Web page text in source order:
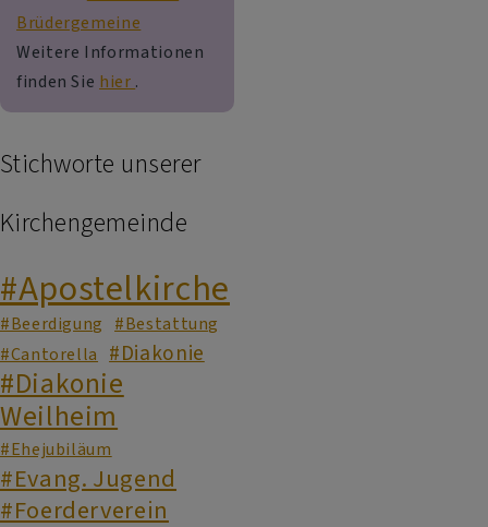
Brüdergemeine
Weitere Informationen
finden Sie hier .
Stichworte unserer
Kirchengemeinde
#Apostelkirche
#Beerdigung
#Bestattung
#Cantorella
#Diakonie
#Diakonie
Weilheim
#Ehejubiläum
#Evang. Jugend
#Foerderverein